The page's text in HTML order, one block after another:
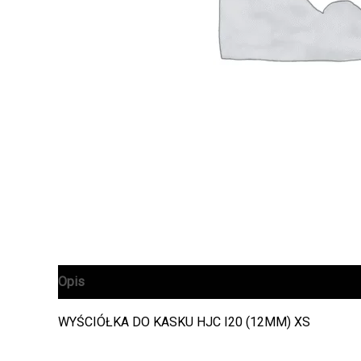
Opis
WYŚCIÓŁKA DO KASKU HJC I20 (12MM) XS